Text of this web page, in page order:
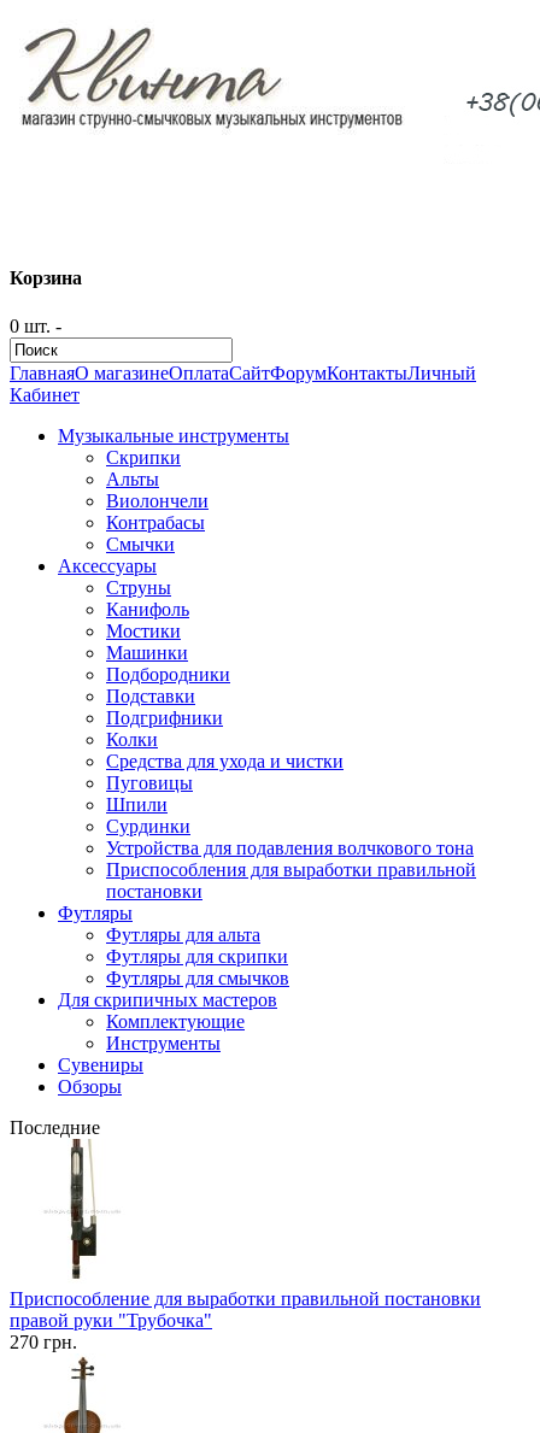
Корзина
0 шт. -
ГлавнаяО магазинеОплатаСайтФорумКонтактыЛичный
Кабинет
Музыкальные инструменты
Скрипки
Альты
Виолончели
Контрабасы
Смычки
Аксессуары
Струны
Канифоль
Мостики
Машинки
Подбородники
Подставки
Подгрифники
Колки
Средства для ухода и чистки
Пуговицы
Шпили
Сурдинки
Устройства для подавления волчкового тона
Приспособления для выработки правильной
постановки
Футляры
Футляры для альта
Футляры для скрипки
Футляры для смычков
Для скрипичных мастеров
Комплектующие
Инструменты
Сувениры
Обзоры
Последние
Приспособление для выработки правильной постановки
правой руки "Трубочка"
270 грн.